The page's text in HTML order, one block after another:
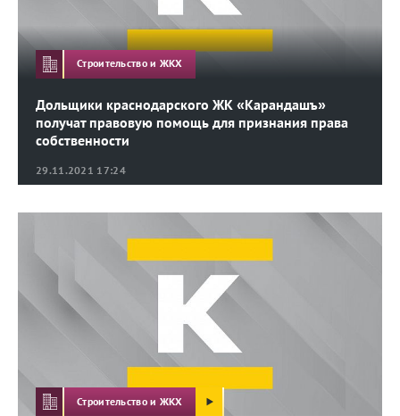
29.11.2021 17:24
Дольщики краснодарского ЖК «Карандашъ»
получат правовую помощь для признания права
собственности
Строительство и ЖКХ
Строительство и ЖКХ